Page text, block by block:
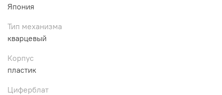
Япония
Тип механизма
кварцевый
Корпус
пластик
Циферблат